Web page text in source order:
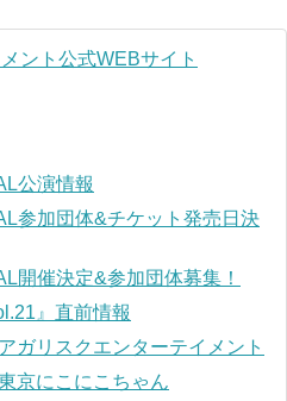
公演情報
参加団体&チケット発売日決
開催決定&参加団体募集！
』直前情報
ガリスクエンターテイメント
京にこにこちゃん